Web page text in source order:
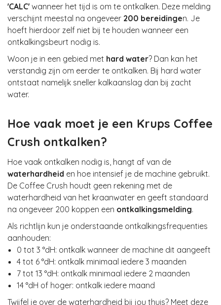
'CALC' wanneer het tijd is om te ontkalken. Deze melding
verschijnt meestal na ongeveer 200 bereidingen. Je
hoeft hierdoor zelf niet bij te houden wanneer een
ontkalkingsbeurt nodig is.
Woon je in een gebied met hard water? Dan kan het
verstandig zijn om eerder te ontkalken. Bij hard water
ontstaat namelijk sneller kalkaanslag dan bij zacht
water.
Hoe vaak moet je een Krups Coffee
Crush ontkalken?
Hoe vaak ontkalken nodig is, hangt af van de
waterhardheid en hoe intensief je de machine gebruikt.
De Coffee Crush houdt geen rekening met de
waterhardheid van het kraanwater en geeft standaard
na ongeveer 200 koppen een ontkalkingsmelding.
Als richtlijn kun je onderstaande ontkalkingsfrequenties
aanhouden:
0 tot 3 °dH: ontkalk wanneer de machine dit aangeeft
4 tot 6 °dH: ontkalk minimaal iedere 3 maanden
7 tot 13 °dH: ontkalk minimaal iedere 2 maanden
14 °dH of hoger: ontkalk iedere maand
Twijfel je over de waterhardheid bij jou thuis? Meet deze